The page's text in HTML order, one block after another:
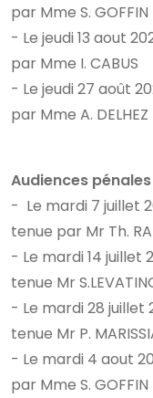
par Mme S. GOFFIN
- Le jeudi 13 aout
par Mme I. CABUS
- Le jeudi 27 août
par Mme A. DELHEZ
Audiences pénales
- Le mardi 7 juillet
tenue par Mr Th.
- Le mardi 14 juillet
tenue Mr
- Le mardi 28 juillet
tenue Mr P.
- Le mardi 4 aout
par Mme S. GOFFIN